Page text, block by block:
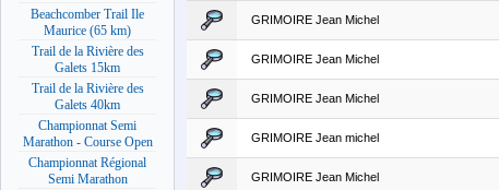
Beachcomber Trail Ile
Maurice (65 km)
Trail de la Rivière des
Galets 15km
Trail de la Rivière des
Galets 40km
Championnat Semi
Marathon - Course Open
Championnat Régional
Semi Marathon
GRIMOIRE Jean Michel
GRIMOIRE Jean Michel
GRIMOIRE Jean Michel
GRIMOIRE Jean michel
GRIMOIRE Jean Michel